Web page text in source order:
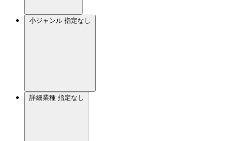
小ジャンル 指定なし
詳細業種 指定なし